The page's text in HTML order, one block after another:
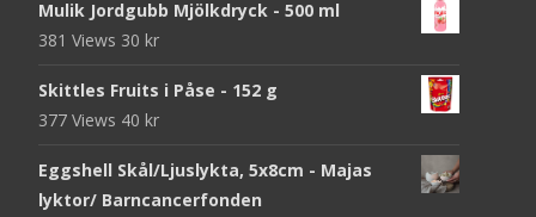
Mulik Jordgubb Mjölkdryck - 500 ml
381 Views 30 kr
Skittles Fruits i Påse - 152 g
377 Views 40 kr
Eggshell Skål/Ljuslykta, 5x8cm - Majas
lyktor/ Barncancerfonden